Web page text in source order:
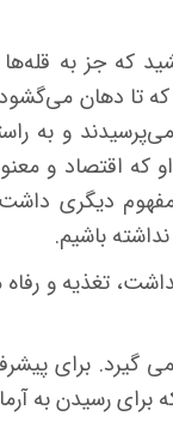
که جز به قله‌ها
که تا دهان
و به
او که اقتصاد و
دیگری
باشیم.
تغذیه و رفاه
گیرد. برای
برای رسیدن به